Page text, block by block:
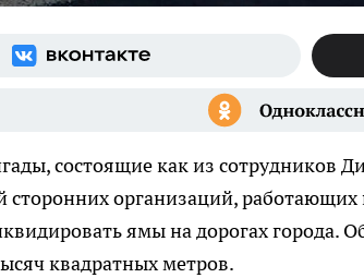
состоящие как из сотрудников
сторонних организаций,
ямы на дорогах города.
квадратных метров.